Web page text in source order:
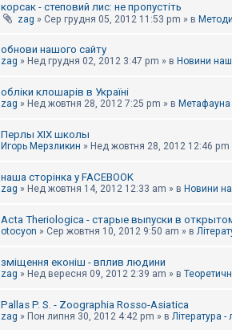
корсак - степовий лис: не пропустіть
zag » Сер грудня 05, 2012 11:53 pm » в
обнови нашого сайту
zag » Нед грудня 02, 2012 3:47 pm » в Новини
обліки клошарів в Україні
zag » Нед жовтня 28, 2012 7:25 pm » в Метафауна
Перлы ХІХ школы
Игорь Мерзликин » Нед жовтня 28, 2012 12:46 pm
наша сторінка у FACEBOOK
zag » Нед жовтня 14, 2012 12:33 am » в Новини
Acta Theriologica - старые выпуски в
otocyon » Сер жовтня 10, 2012 9:50 am » в
зміщення еконіш - вплив людини
zag » Нед вересня 09, 2012 2:39 am » в
Pallas P. S. - Zoographia Rosso-Asiatica
zag » Пон липня 30, 2012 4:42 pm » в Література -